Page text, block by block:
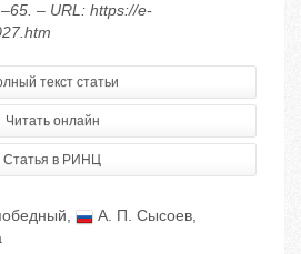
– URL: https://e-
текст статьи
Читать онлайн
Статья в РИНЦ
, А. П. Сысоев,